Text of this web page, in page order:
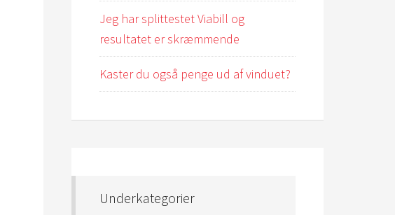
Jeg har splittestet Viabill og
resultatet er skræmmende
Kaster du også penge ud af vinduet?
Underkategorier